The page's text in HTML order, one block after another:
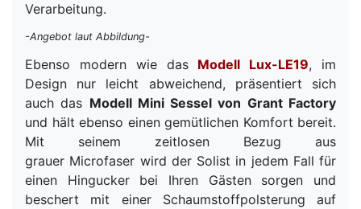
Verarbeitung.
-Angebot laut Abbildung-
Ebenso modern wie das Modell Lux-LE19, im
Design nur leicht abweichend, präsentiert sich
auch das Modell Mini Sessel von Grant Factory
und hält ebenso einen gemütlichen Komfort bereit.
Mit seinem zeitlosen Bezug aus
grauer Microfaser wird der Solist in jedem Fall für
einen Hingucker bei Ihren Gästen sorgen und
beschert mit einer Schaumstoffpolsterung auf